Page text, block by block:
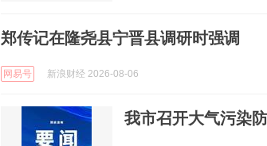
郑传记在隆尧县宁晋县调研时强调
网易号 新浪财经 2026-08-06
我市召开大气污染